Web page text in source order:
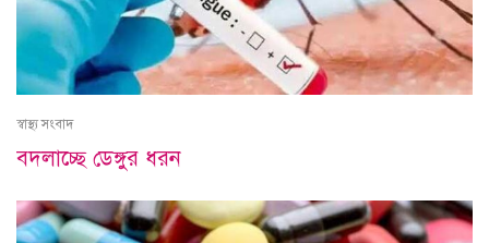
স্বাস্থ্য সংবাদ
বদলাচ্ছে ডেঙ্গুর ধরন